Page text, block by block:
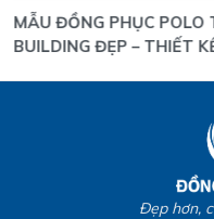
ĐẠI, NỔI
MẪU ÁO
THỊNH – MAY
Đẹp hơn,